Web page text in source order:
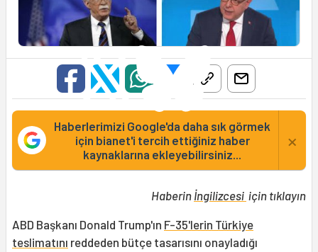
Haberlerimizi Google'da daha sık görmek
için bianet'i tercih ettiğiniz haber
kaynaklarına ekleyebilirsiniz...
×
Haberin İngilizcesi için tıklayın
ABD Başkanı Donald Trump'ın F-35'lerin Türkiye
teslimatını reddeden bütçe tasarısını onayladığı